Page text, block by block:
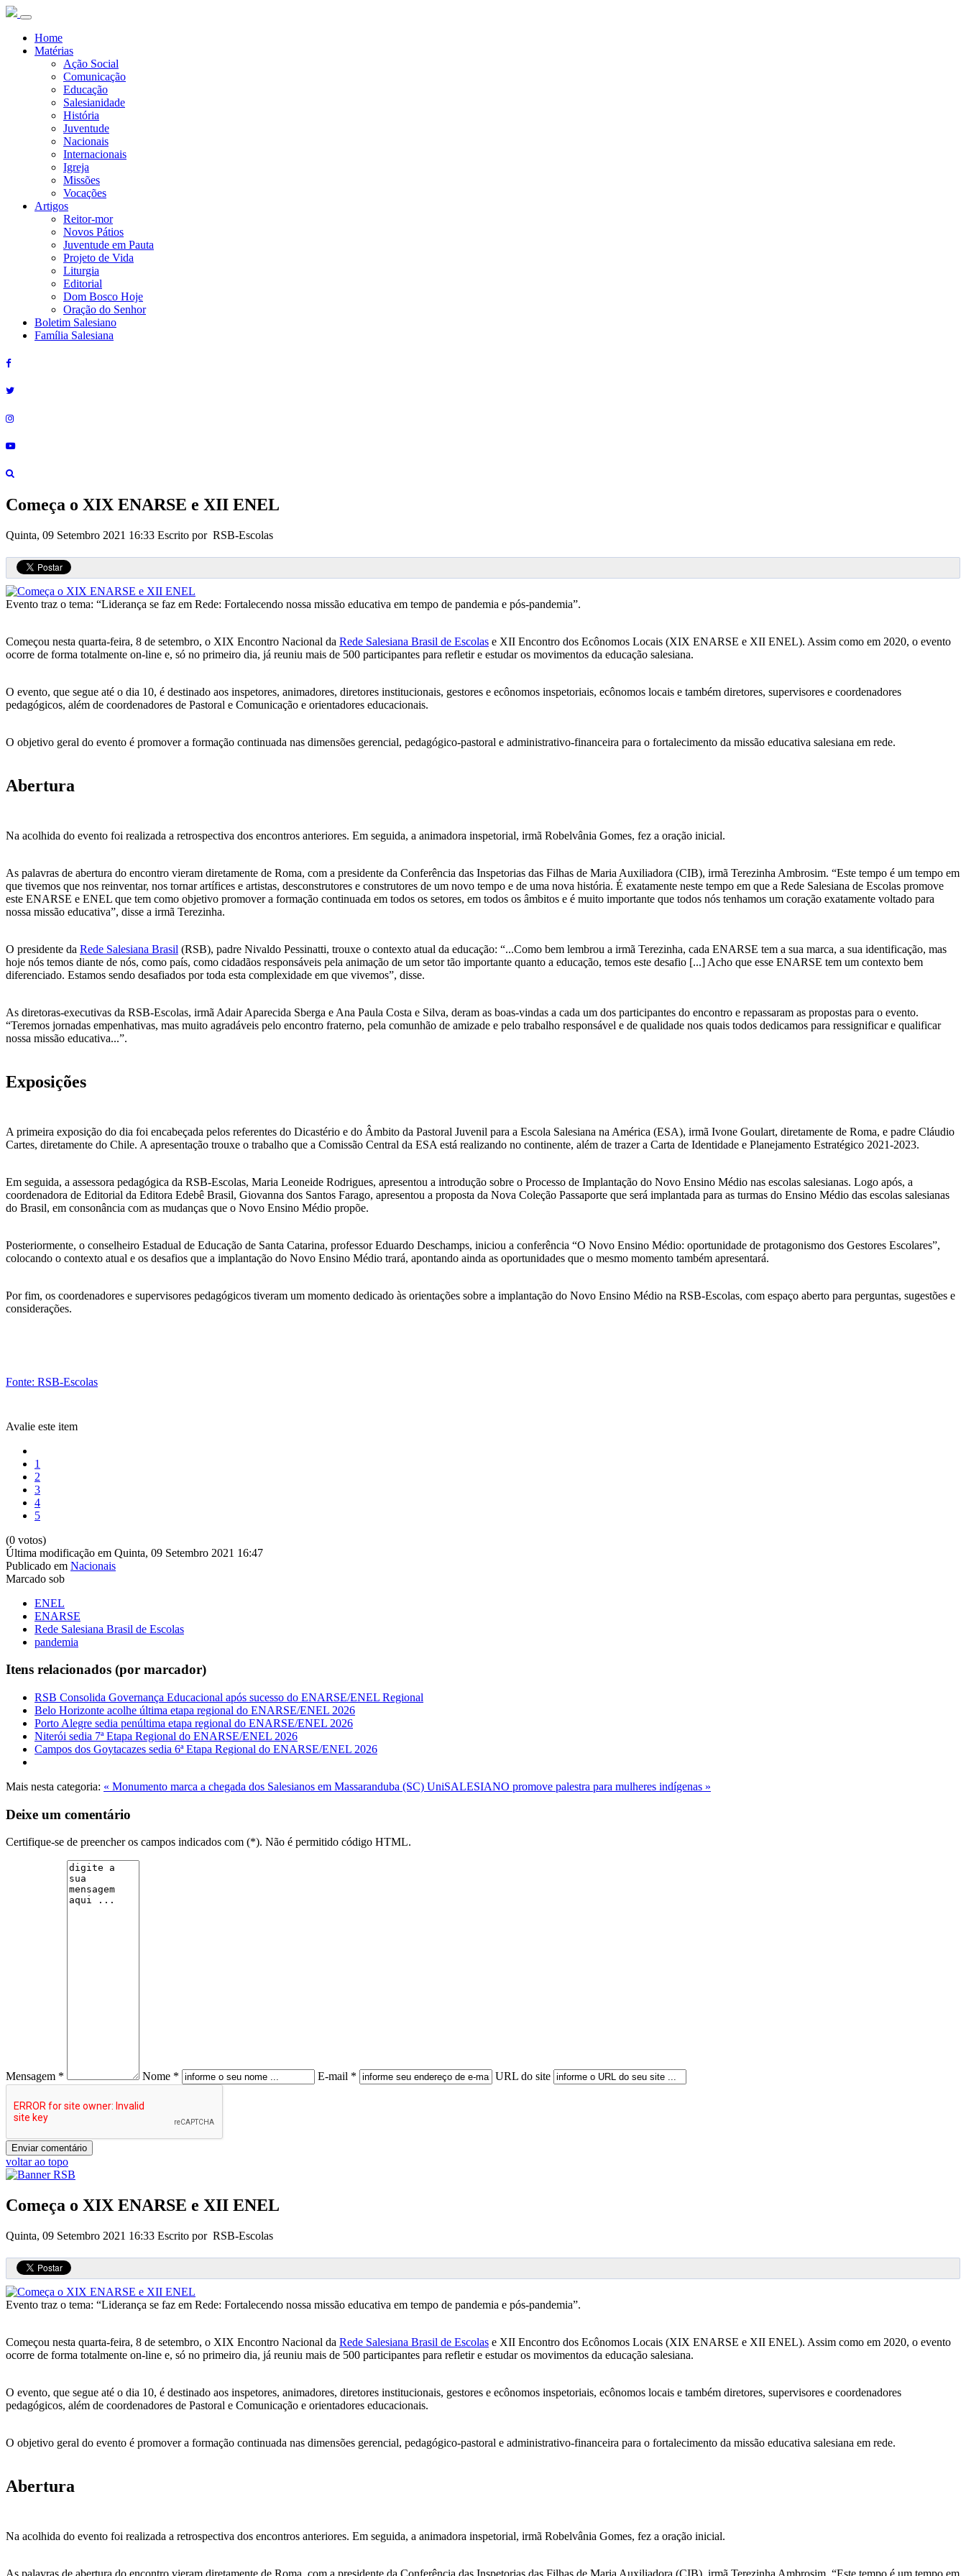
Home
Matérias
Ação Social
Comunicação
Educação
Salesianidade
História
Juventude
Nacionais
Internacionais
Igreja
Missões
Vocações
Artigos
Reitor-mor
Novos Pátios
Juventude em Pauta
Projeto de Vida
Liturgia
Editorial
Dom Bosco Hoje
Oração do Senhor
Boletim Salesiano
Família Salesiana
Começa o XIX ENARSE e XII ENEL
Quinta, 09 Setembro 2021 16:33 Escrito por RSB-Escolas
Evento traz o tema: “Liderança se faz em Rede: Fortalecendo nossa missão educativa em tempo de pandemia e pós-pandemia”.
Começou nesta quarta-feira, 8 de setembro, o XIX Encontro Nacional da Rede Salesiana Brasil de Escolas e XII Encontro dos Ecônomos Locais (XIX ENARSE e XII ENEL). Assim como em 2020, o evento
ocorre de forma totalmente on-line e, só no primeiro dia, já reuniu mais de 500 participantes para refletir e estudar os movimentos da educação salesiana.
O evento, que segue até o dia 10, é destinado aos inspetores, animadores, diretores institucionais, gestores e ecônomos inspetoriais, ecônomos locais e também diretores, supervisores e coordenadores
pedagógicos, além de coordenadores de Pastoral e Comunicação e orientadores educacionais.
O objetivo geral do evento é promover a formação continuada nas dimensões gerencial, pedagógico-pastoral e administrativo-financeira para o fortalecimento da missão educativa salesiana em rede.
Abertura
Na acolhida do evento foi realizada a retrospectiva dos encontros anteriores. Em seguida, a animadora inspetorial, irmã Robelvânia Gomes, fez a oração inicial.
As palavras de abertura do encontro vieram diretamente de Roma, com a presidente da Conferência das Inspetorias das Filhas de Maria Auxiliadora (CIB), irmã Terezinha Ambrosim. “Este tempo é um tempo em
que tivemos que nos reinventar, nos tornar artífices e artistas, desconstrutores e construtores de um novo tempo e de uma nova história. É exatamente neste tempo em que a Rede Salesiana de Escolas promove
este ENARSE e ENEL que tem como objetivo promover a formação continuada em todos os setores, em todos os âmbitos e é muito importante que todos nós tenhamos um coração exatamente voltado para
nossa missão educativa”, disse a irmã Terezinha.
O presidente da Rede Salesiana Brasil (RSB), padre Nivaldo Pessinatti, trouxe o contexto atual da educação: “...Como bem lembrou a irmã Terezinha, cada ENARSE tem a sua marca, a sua identificação, mas
hoje nós temos diante de nós, como país, como cidadãos responsáveis pela animação de um setor tão importante quanto a educação, temos este desafio [...] Acho que esse ENARSE tem um contexto bem
diferenciado. Estamos sendo desafiados por toda esta complexidade em que vivemos”, disse.
As diretoras-executivas da RSB-Escolas, irmã Adair Aparecida Sberga e Ana Paula Costa e Silva, deram as boas-vindas a cada um dos participantes do encontro e repassaram as propostas para o evento.
“Teremos jornadas empenhativas, mas muito agradáveis pelo encontro fraterno, pela comunhão de amizade e pelo trabalho responsável e de qualidade nos quais todos dedicamos para ressignificar e qualificar
nossa missão educativa...”.
Exposições
A primeira exposição do dia foi encabeçada pelos referentes do Dicastério e do Âmbito da Pastoral Juvenil para a Escola Salesiana na América (ESA), irmã Ivone Goulart, diretamente de Roma, e padre Cláudio
Cartes, diretamente do Chile. A apresentação trouxe o trabalho que a Comissão Central da ESA está realizando no continente, além de trazer a Carta de Identidade e Planejamento Estratégico 2021-2023.
Em seguida, a assessora pedagógica da RSB-Escolas, Maria Leoneide Rodrigues, apresentou a introdução sobre o Processo de Implantação do Novo Ensino Médio nas escolas salesianas. Logo após, a
coordenadora de Editorial da Editora Edebê Brasil, Giovanna dos Santos Farago, apresentou a proposta da Nova Coleção Passaporte que será implantada para as turmas do Ensino Médio das escolas salesianas
do Brasil, em consonância com as mudanças que o Novo Ensino Médio propõe.
Posteriormente, o conselheiro Estadual de Educação de Santa Catarina, professor Eduardo Deschamps, iniciou a conferência “O Novo Ensino Médio: oportunidade de protagonismo dos Gestores Escolares”,
colocando o contexto atual e os desafios que a implantação do Novo Ensino Médio trará, apontando ainda as oportunidades que o mesmo momento também apresentará.
Por fim, os coordenadores e supervisores pedagógicos tiveram um momento dedicado às orientações sobre a implantação do Novo Ensino Médio na RSB-Escolas, com espaço aberto para perguntas, sugestões e
considerações.
Fonte: RSB-Escolas
Avalie este item
1
2
3
4
5
(0 votos)
Última modificação em Quinta, 09 Setembro 2021 16:47
Publicado em Nacionais
Marcado sob
ENEL
ENARSE
Rede Salesiana Brasil de Escolas
pandemia
Itens relacionados (por marcador)
RSB Consolida Governança Educacional após sucesso do ENARSE/ENEL Regional
Belo Horizonte acolhe última etapa regional do ENARSE/ENEL 2026
Porto Alegre sedia penúltima etapa regional do ENARSE/ENEL 2026
Niterói sedia 7ª Etapa Regional do ENARSE/ENEL 2026
Campos dos Goytacazes sedia 6ª Etapa Regional do ENARSE/ENEL 2026
Mais nesta categoria: « Monumento marca a chegada dos Salesianos em Massaranduba (SC) UniSALESIANO promove palestra para mulheres indígenas »
Deixe um comentário
Certifique-se de preencher os campos indicados com (*). Não é permitido código HTML.
Mensagem * Nome * E-mail * URL do site
voltar ao topo
Começa o XIX ENARSE e XII ENEL
Quinta, 09 Setembro 2021 16:33 Escrito por RSB-Escolas
Evento traz o tema: “Liderança se faz em Rede: Fortalecendo nossa missão educativa em tempo de pandemia e pós-pandemia”.
Começou nesta quarta-feira, 8 de setembro, o XIX Encontro Nacional da Rede Salesiana Brasil de Escolas e XII Encontro dos Ecônomos Locais (XIX ENARSE e XII ENEL). Assim como em 2020, o evento
ocorre de forma totalmente on-line e, só no primeiro dia, já reuniu mais de 500 participantes para refletir e estudar os movimentos da educação salesiana.
O evento, que segue até o dia 10, é destinado aos inspetores, animadores, diretores institucionais, gestores e ecônomos inspetoriais, ecônomos locais e também diretores, supervisores e coordenadores
pedagógicos, além de coordenadores de Pastoral e Comunicação e orientadores educacionais.
O objetivo geral do evento é promover a formação continuada nas dimensões gerencial, pedagógico-pastoral e administrativo-financeira para o fortalecimento da missão educativa salesiana em rede.
Abertura
Na acolhida do evento foi realizada a retrospectiva dos encontros anteriores. Em seguida, a animadora inspetorial, irmã Robelvânia Gomes, fez a oração inicial.
As palavras de abertura do encontro vieram diretamente de Roma, com a presidente da Conferência das Inspetorias das Filhas de Maria Auxiliadora (CIB), irmã Terezinha Ambrosim. “Este tempo é um tempo em